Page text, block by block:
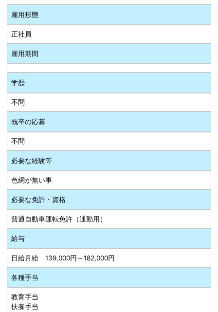
雇用形態
正社員
雇用期間
学歴
不問
既卒の応募
不問
必要な経験等
色網が無い事
必要な免許・資格
普通自動車運転免許（通勤用）
給与
日給月給 139,000円～182,000円
各種手当
教育手当
扶養手当